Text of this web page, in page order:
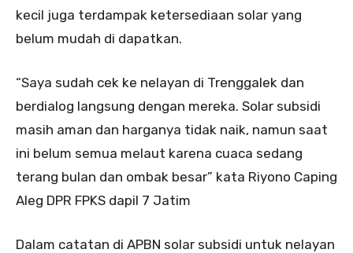
kecil juga terdampak ketersediaan solar yang
belum mudah di dapatkan.
“Saya sudah cek ke nelayan di Trenggalek dan
berdialog langsung dengan mereka. Solar subsidi
masih aman dan harganya tidak naik, namun saat
ini belum semua melaut karena cuaca sedang
terang bulan dan ombak besar” kata Riyono Caping
Aleg DPR FPKS dapil 7 Jatim
Dalam catatan di APBN solar subsidi untuk nelayan